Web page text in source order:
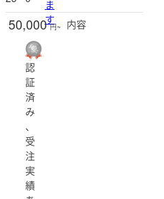
ま
す
50,000 円~ 内容
認
証
済
み
、
受
注
実
績